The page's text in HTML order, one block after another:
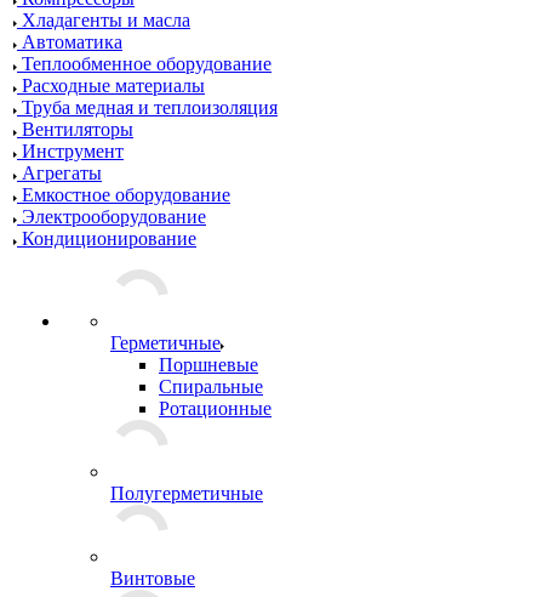
Хладагенты и масла
Автоматика
Теплообменное оборудование
Расходные материалы
Труба медная и теплоизоляция
Вентиляторы
Инструмент
Агрегаты
Емкостное оборудование
Электрооборудование
Кондиционирование
Герметичные
Поршневые
Спиральные
Ротационные
Полугерметичные
Винтовые